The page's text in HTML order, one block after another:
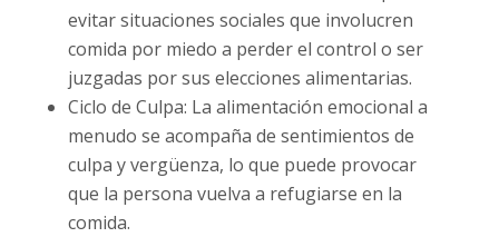
evitar situaciones sociales que involucren
comida por miedo a perder el control o ser
juzgadas por sus elecciones alimentarias.
Ciclo de Culpa: La alimentación emocional a
menudo se acompaña de sentimientos de
culpa y vergüenza, lo que puede provocar
que la persona vuelva a refugiarse en la
comida.